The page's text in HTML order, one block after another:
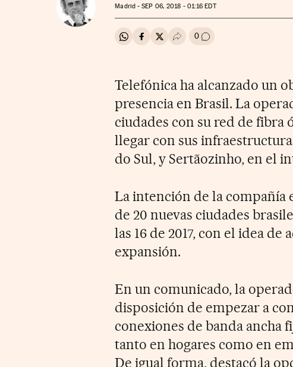
Madrid -SEP 06, 2018 - 01:16 EDT
Compartir en Whatsapp
Compartir en Facebook
Compartir en Twitter
Desplegar Redes Sociales
0 Ir a los comentarios
Telefónica ha alcanzado un
presencia en Brasil. La
ciudades con su red de fibra
llegar con sus
do Sul, y Sertãozinho, en el
La intención de la compañía
de 20 nuevas ciudades
las 16 de 2017, con el idea
expansión.
En un comunicado, la
disposición de empezar a
conexiones de banda ancha
tanto en hogares como en
De igual forma, destacó la